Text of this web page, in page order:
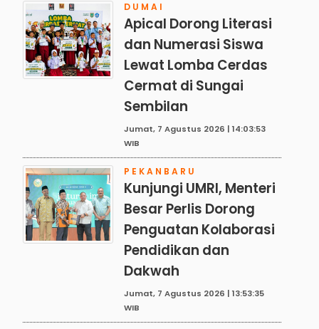
DUMAI
Apical Dorong Literasi
dan Numerasi Siswa
Lewat Lomba Cerdas
Cermat di Sungai
Sembilan
Jumat, 7 Agustus 2026 | 14:03:53
WIB
PEKANBARU
Kunjungi UMRI, Menteri
Besar Perlis Dorong
Penguatan Kolaborasi
Pendidikan dan
Dakwah
Jumat, 7 Agustus 2026 | 13:53:35
WIB